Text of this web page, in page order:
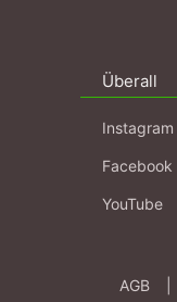
Überall
Instagram
Facebook
YouTube
AGB